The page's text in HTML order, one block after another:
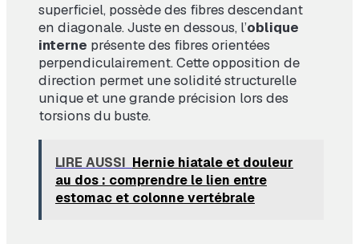
superficiel, possède des fibres descendant
en diagonale. Juste en dessous, l’oblique
interne présente des fibres orientées
perpendiculairement. Cette opposition de
direction permet une solidité structurelle
unique et une grande précision lors des
torsions du buste.
LIRE AUSSI Hernie hiatale et douleur
au dos : comprendre le lien entre
estomac et colonne vertébrale